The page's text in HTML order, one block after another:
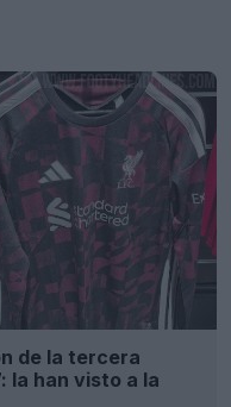
de la tercera
la han visto a la